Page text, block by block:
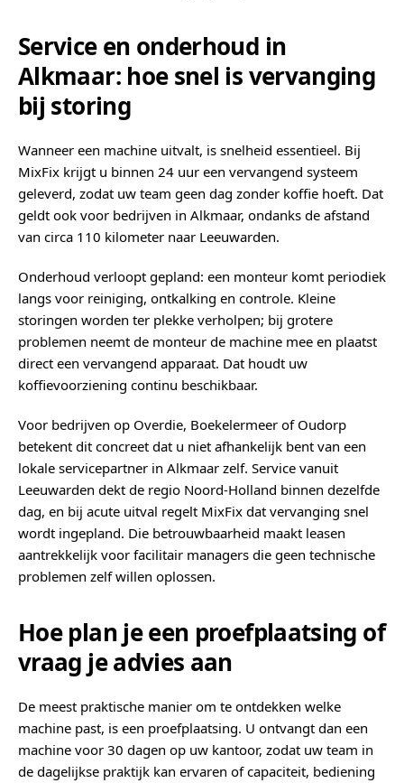
Service en onderhoud in
Alkmaar: hoe snel is vervanging
bij storing
Wanneer een machine uitvalt, is snelheid essentieel. Bij
MixFix krijgt u binnen 24 uur een vervangend systeem
geleverd, zodat uw team geen dag zonder koffie hoeft. Dat
geldt ook voor bedrijven in Alkmaar, ondanks de afstand
van circa 110 kilometer naar Leeuwarden.
Onderhoud verloopt gepland: een monteur komt periodiek
langs voor reiniging, ontkalking en controle. Kleine
storingen worden ter plekke verholpen; bij grotere
problemen neemt de monteur de machine mee en plaatst
direct een vervangend apparaat. Dat houdt uw
koffievoorziening continu beschikbaar.
Voor bedrijven op Overdie, Boekelermeer of Oudorp
betekent dit concreet dat u niet afhankelijk bent van een
lokale servicepartner in Alkmaar zelf. Service vanuit
Leeuwarden dekt de regio Noord-Holland binnen dezelfde
dag, en bij acute uitval regelt MixFix dat vervanging snel
wordt ingepland. Die betrouwbaarheid maakt leasen
aantrekkelijk voor facilitair managers die geen technische
problemen zelf willen oplossen.
Hoe plan je een proefplaatsing of
vraag je advies aan
De meest praktische manier om te ontdekken welke
machine past, is een proefplaatsing. U ontvangt dan een
machine voor 30 dagen op uw kantoor, zodat uw team in
de dagelijkse praktijk kan ervaren of capaciteit, bediening